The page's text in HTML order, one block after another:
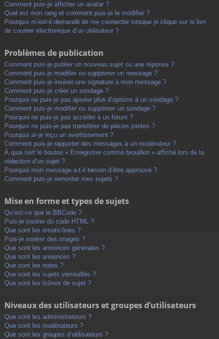
Comment puis-je afficher un avatar ?
Quel est mon rang et comment puis-je le modifier ?
Pourquoi m’est-il demandé de me connecter lorsque je clique sur le lien
de courrier électronique d’un utilisateur ?
Problèmes de publication
Comment puis-je publier un nouveau sujet ou une réponse ?
Comment puis-je modifier ou supprimer un message ?
Comment puis-je insérer une signature à mon message ?
Comment puis-je créer un sondage ?
Pourquoi ne puis-je pas ajouter plus d’options à un sondage ?
Comment puis-je modifier ou supprimer un sondage ?
Pourquoi ne puis-je pas accéder à un forum ?
Pourquoi ne puis-je pas transférer de pièces jointes ?
Pourquoi ai-je reçu un avertissement ?
Comment puis-je rapporter des messages à un modérateur ?
À quoi sert le bouton « Enregistrer comme brouillon » affiché lors de la
rédaction d’un sujet ?
Pourquoi mon message a-t-il besoin d’être approuvé ?
Comment puis-je remonter mes sujets ?
Mise en forme et types de sujets
Qu’est-ce que le BBCode ?
Puis-je insérer du code HTML ?
Que sont les émoticônes ?
Puis-je insérer des images ?
Que sont les annonces générales ?
Que sont les annonces ?
Que sont les notes ?
Que sont les sujets verrouillés ?
Que sont les icônes de sujet ?
Niveaux des utilisateurs et groupes d’utilisateurs
Que sont les administrateurs ?
Que sont les modérateurs ?
Que sont les groupes d’utilisateurs ?